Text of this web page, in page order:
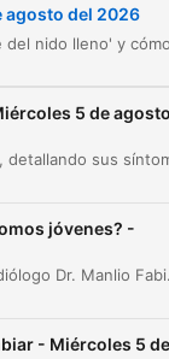
emocional en
cocina
agosto del 2026
5 de agosto
jóvenes? -
En esta entrega, la conductora Marta conversa con el
- Miércoles 5 de